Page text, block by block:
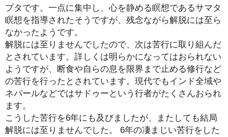
プタです。一点に集中し、心を静める瞑想であるサマタ
瞑想を指導されたそうですが、残念ながら解脱には至ら
なかったようです。
解脱には至りませんでしたので、次は苦行に取り組んだ
とされています。詳しくは明らかになってはおられない
ようですが、断食や自らの息を限界まで止める修行など
の苦行を行ったとされています。現代でもインド全域や
ネパールなどではサドゥーという行者がたくさんおられ
ます。
こうした苦行を6年にも及びましたが、またしても結局
解脱には至りませんでした。 6年の凄まじい苦行をした